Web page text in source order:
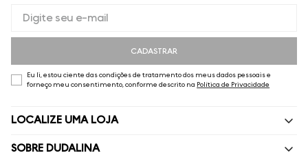
CADASTRAR
Eu li, estou ciente das condições de tratamento dos meus dados pessoais e
forneço meu consentimento, conforme descrito na Política de Privacidade
LOCALIZE UMA LOJA
SOBRE DUDALINA